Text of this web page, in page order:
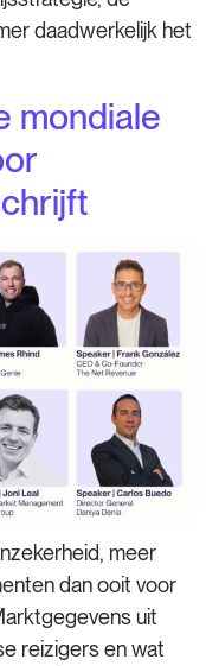
daadwerkelijk het
mondiale
meer
dan ooit voor
uit
reizigers en wat